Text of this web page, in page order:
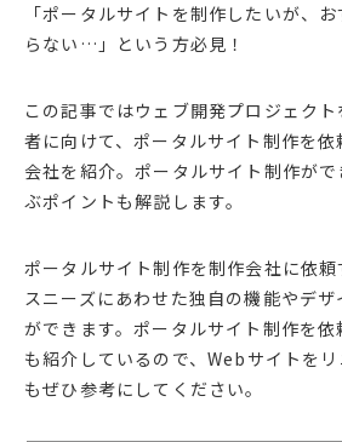
「ポータルサイトを制作したいが、
らない…」という方必見！
この記事ではウェブ開発プロジェク
者に向けて、ポータルサイト制作を
会社を紹介。ポータルサイト制作が
ぶポイントも解説します。
ポータルサイト制作を制作会社に依
スニーズにあわせた独自の機能やデ
ができます。ポータルサイト制作を
も紹介しているので、Webサイトを
もぜひ参考にしてください。